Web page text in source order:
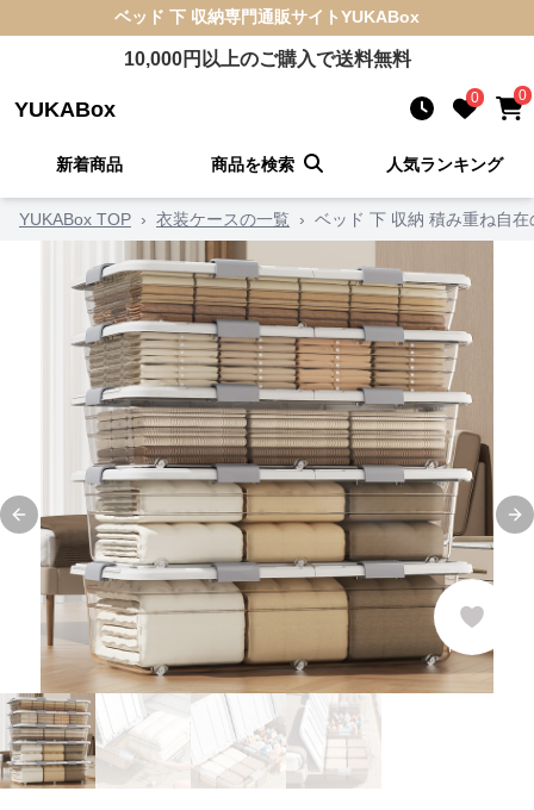
ベッド 下 収納専門通販サイトYUKABox
10,000円以上のご購入で送料無料
YUKABox 0 0
新着商品 商品を検索 人気ランキング
YUKABox TOP › 衣装ケースの一覧 › ベッド 下 収納 積み重ね自
Previous slide